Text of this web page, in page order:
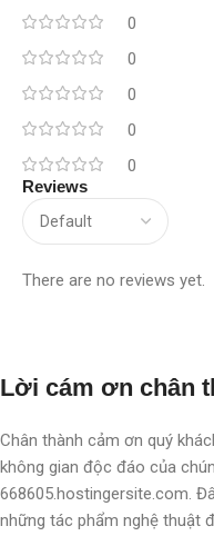
0
0
0
0
0
Reviews
There are no reviews yet.
Lời cám ơn chân
Chân thành cảm ơn quý
không gian độc đáo của
668605.hostingersite.com.
những tác phẩm nghệ thuật